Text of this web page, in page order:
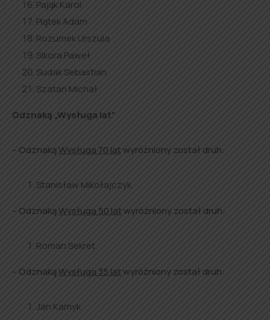
Pająk Karol
Piątek Adam
Rozumek Urszula
Sikora Paweł
Sudak Sebastian
Szatan Michał
Odznaką „Wysługa lat”
– OdznakąWysługa 70 latwyróżniony został druh:
Stanisław Mikołajczyk
– OdznakąWysługa 50 latwyróżniony został druh:
Roman Sekret
– OdznakąWysługa 35 latwyróżniony został druh:
Jan Kamyk